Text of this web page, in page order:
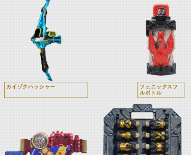
カイゾクハッシャー
フェニックスフ
ルボトル